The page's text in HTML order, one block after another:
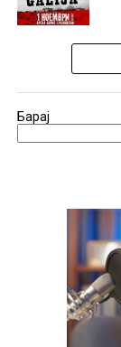
Барај